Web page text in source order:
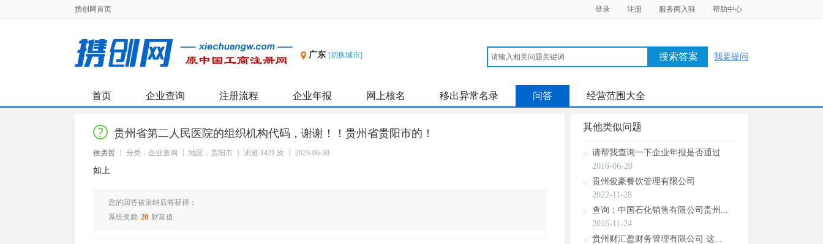
携创网首页 登录 注册 服务商入驻 帮助中心
广东 [切换城市] 搜索答案 我要提问
首页 企业查询 注册流程 企业年报 网上核名 移出异常名录 问答 经营范围大全
贵州省第二人民医院的组织机构代码，谢谢！！贵州省贵阳市的！
侯勇哲 分类：企业查询 地区：贵阳市 浏览 1421 次 2023-06-30
如上
您的回答被采纳后将获得：
系统奖励 20 财富值
其他类似问题
请帮我查询一下企业年报是否通过
2016-06-20
贵州俊豪餐饮管理有限公司
2022-11-28
查询：中国石化销售有限公司贵州...
2016-11-24
贵州财汇盈财务管理有限公司 这...